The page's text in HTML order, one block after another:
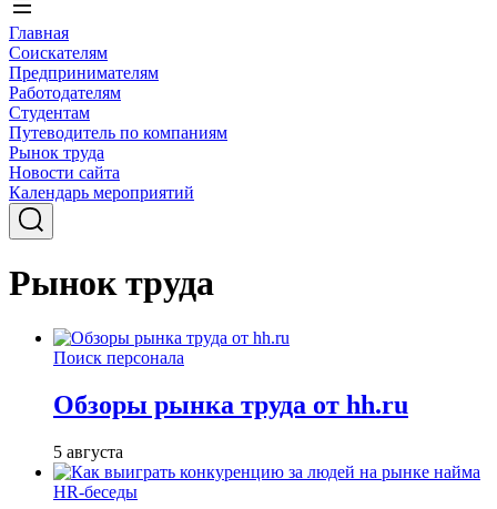
Главная
Соискателям
Предпринимателям
Работодателям
Студентам
Путеводитель по компаниям
Рынок труда
Новости сайта
Календарь мероприятий
Рынок труда
Поиск персонала
Обзоры рынка труда от hh.ru
5 августа
HR-беседы